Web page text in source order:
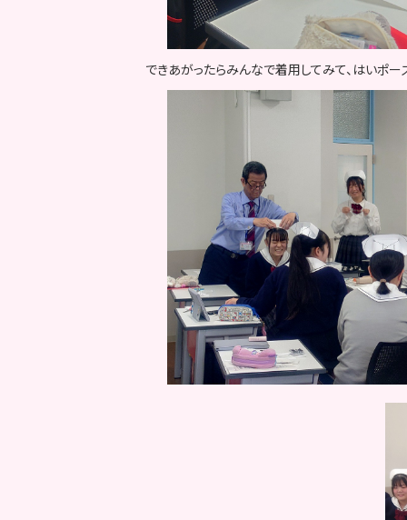
できあがったらみんなで着用してみて、はいポー